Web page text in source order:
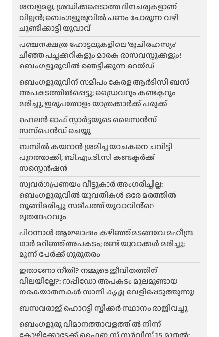
ശമ്പളമല്ല, ശ്രദ്ധിക്കപ്പെടാത്ത ദിനചര്യകളാണ്
വില്ലൻ; ബെംഗളൂരുവിൽ പണം ചോരുന്ന വഴി
ചൂണ്ടിക്കാട്ടി യുവാവ്
പഞ്ചനക്ഷത്ര ഹോട്ടലുകളിലെ ‘രുചിരഹസ്യം’
ചീഞ്ഞ പച്ചക്കറികളും മാരക രാസവസ്തുക്കളും!
ബെംഗളൂരുവിൽ ഞെട്ടിക്കുന്ന റെയ്ഡ്
ബെംഗളൂരുവിന് സമീപം കേരള ആർടിസി ബസ്
അപകടത്തിൽപ്പെട്ടു; ഡ്രൈവറും കണ്ടക്ടറും
മരിച്ചു, ഇരുപതോളം യാത്രക്കാർക്ക് പരുക്ക്
ഹെലന്‍ ഓഫ് സ്പാര്‍ട്ടയുടെ ലൈസന്‍സ്
സസ്‌പെന്‍ഡ് ചെയ്തു
ബസിൽ കയറാൻ ശ്രമിച്ച യാചകനെ ചവിട്ടി
പുറത്താക്കി; ബി.എം.ടി.സി കണ്ടക്ടർക്ക്
സസ്പെൻഷൻ
സ്വവർഗപ്രണയം വീട്ടുകാർ അംഗരിച്ചില്ല:
ബെംഗളൂരുവിൽ യുവതികൾ ഒരേ മരത്തിൽ
തൂങ്ങിമരിച്ചു; സമീപത്ത് യുവാവിൻ്റെ
മൃതദേഹവും
പിറന്നാൾ ആഘോഷം കഴിഞ്ഞ് മടങ്ങവേ മഹീന്ദ്ര
ഥാർ മറിഞ്ഞ് അപകടം; രണ്ട് യുവാക്കൾ മരിച്ചു;
മൂന്ന് പേർക്ക് ഗുരുതരം
ഇതാണോ നീതി? നമ്മുടെ ജീവിതത്തിന്
വിലയില്ലേ?: റാപ്പിഡോ അപകടം മൂലമുണ്ടായ
നരകയാതനകൾ സാനി കൃഷ്ണ വെളിപ്പെടുത്തുന്നു!
ബസവരാജ് ഹൊറട്ടി സ്പീക്കർ സ്ഥാനം രാജിവച്ചു
ബെംഗളൂരു വിമാനത്താവളത്തിൽ നിന്ന്
കോഴിക്കോട്ടേക്ക് ഫ്ലൈബസ് സർവീസ് 15 മുതൽ;